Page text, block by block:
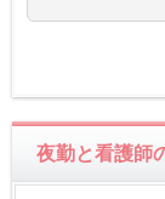
夜勤と看護師